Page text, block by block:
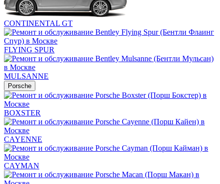
CONTINENTAL GT
FLYING SPUR
MULSANNE
Porsche
BOXSTER
CAYENNE
CAYMAN